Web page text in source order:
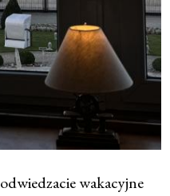
wakacyjne